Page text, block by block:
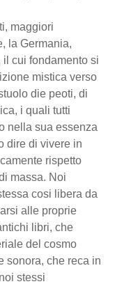
maggiori
la Germania,
il cui fondamento si
mistica verso
die peoti, di
i quali tutti
nella sua essenza
dire di vivere in
rispetto
massa. Noi
cosi libera da
alle proprie
libri, che
del cosmo
sonora, che reca in
stessi